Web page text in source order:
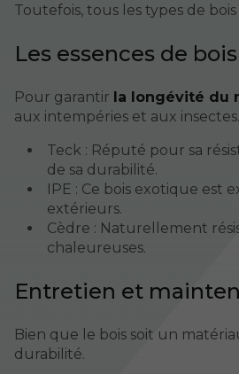
Toutefois, tous les types de
Les essences de
Pour garantir la longévité du
aux intempéries et aux insectes.
Teck : Réputé pour sa
de sa durabilité.
IPE : Ce bois exotique est
extérieurs.
Cèdre : Naturellement
chaleureuses.
Entretien et
Bien que le bois soit un
durabilité.